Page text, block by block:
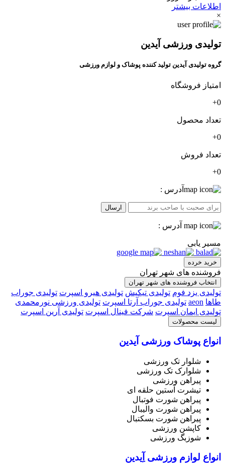
اطلاعات بیشتر
×
تولیدی ورزشی آیدین
گروه تولیدی آیدین تولید کننده پوشاک و لوازم ورزشی
امتیاز فروشگاه
0+
تعداد محصول
0+
تعداد فروش
0+
آدرس :
ارسال
آدرس :
مسیر یابی
خرید خرده
فروشنده های شهر تهران
انتخاب فروشنده های شهر تهران
تولیدی یزد فوم تولیدی تیکیش تولیدی هیرو اسپرت تولیدی جوراب
طاها aeon تولیدی جوراب آرتا اسپرت تولیدی ورزشی نورمحمدی
تولیدی ایمان اسپرت شرکت فینال اسپرت تولیدی آرین اسپرت
لیست محصولات
انواع پوشاک ورزشی آیدین
شلوار تک ورزشی
شلوارک تک ورزشی
پیراهن ورزشی
تیشرت آستین حلقه ای
پیراهن شورت فوتبال
پیراهن شورت والیبال
پیراهن شورت بسکتبال
کاپشن ورزشی
شوزبگ ورزشی
انواع لوازم ورزشی آِیدین